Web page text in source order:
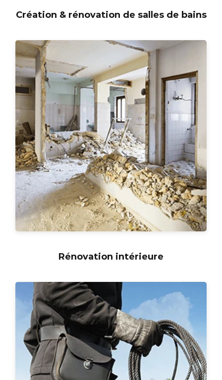
Création & rénovation de salles de bains
Rénovation intérieure